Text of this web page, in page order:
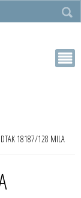
18187/128 MILA